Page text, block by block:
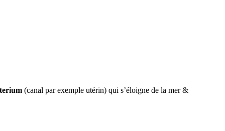
(canal par exemple utérin) qui s’éloigne de la mer &